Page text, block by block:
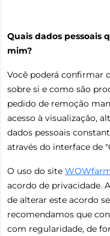
Quais dados pessoais
mim?
Você poderá confirmar
sobre si e como são
pedido de remoção
acesso à visualização,
dados pessoais
através do interface de
O uso do site
acordo de privacidade.
de alterar este acordo
recomendamos que
com regularidade, de